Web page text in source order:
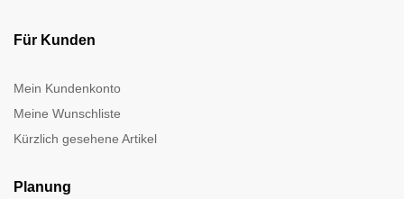
Für Kunden
Mein Kundenkonto
Meine Wunschliste
Kürzlich gesehene Artikel
Planung